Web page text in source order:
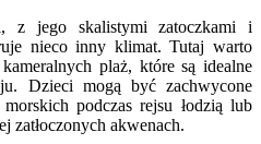
z jego skalistymi zatoczkami i
nieco inny klimat. Tutaj warto
plaż, które są idealne
Dzieci mogą być zachwycone
podczas rejsu łodzią lub
zatłoczonych akwenach.